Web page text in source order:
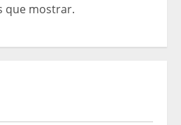
que mostrar.